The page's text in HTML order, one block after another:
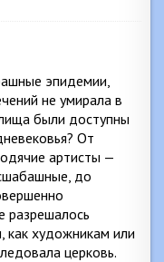
эпидемии,
не умирала в
были доступны
От
артисты —
до
разрешалось
как художникам или
церковь.